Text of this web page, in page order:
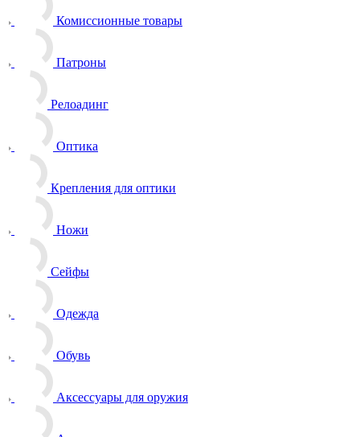
Комиссионные товары
Патроны
Релоадинг
Оптика
Крепления для оптики
Ножи
Сейфы
Одежда
Обувь
Аксессуары для оружия